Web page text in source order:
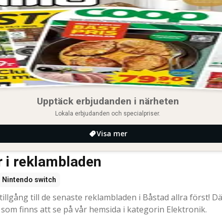
Upptäck erbjudanden i närheten
Lokala erbjudanden och specialpriser.
Visa mer
reklambladen
Nintendo switch
till de senaste reklambladen i Båstad allra först!
som finns att se på vår hemsida i kategorin Elektronik.